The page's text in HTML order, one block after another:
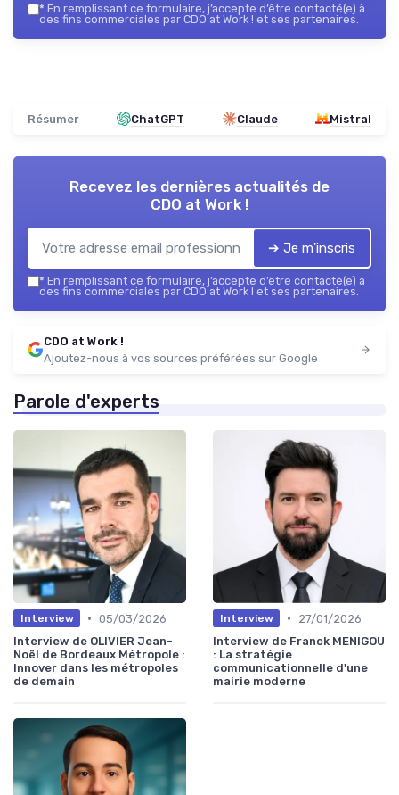
* En remplissant ce formulaire, j’accepte d’être contacté(e) à
des fins commerciales par CDO at Work ! et ses partenaires.
Résumer ChatGPT Claude Mistral
Recevez les dernières actualités de
CDO at Work !
➔ Je m'inscris
* En remplissant ce formulaire, j’accepte d’être contacté(e) à
des fins commerciales par CDO at Work ! et ses partenaires.
CDO at Work !
Ajoutez-nous à vos sources préférées sur Google
Parole d'experts
Interview • 05/03/2026
Interview de OLIVIER Jean-
Noël de Bordeaux Métropole :
Innover dans les métropoles
de demain
Interview •
27/01/2026
Interview de Franck MENIGOU
: La stratégie
communicationnelle d'une
mairie moderne